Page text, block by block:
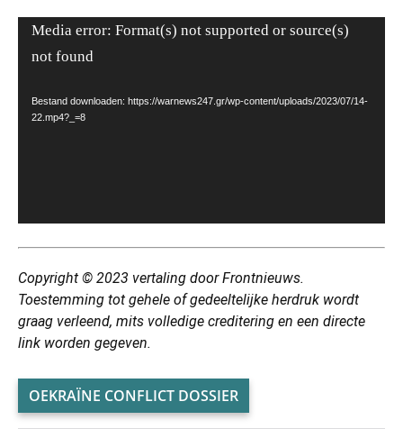
Videospeler
Media error: Format(s) not supported or source(s)
not found
Bestand downloaden: https://warnews247.gr/wp-content/uploads/2023/07/14-
22.mp4?_=8
Copyright © 2023 vertaling door Frontnieuws.
Toestemming tot gehele of gedeeltelijke herdruk wordt
graag verleend, mits volledige creditering en een directe
link worden gegeven.
OEKRAÏNE CONFLICT DOSSIER